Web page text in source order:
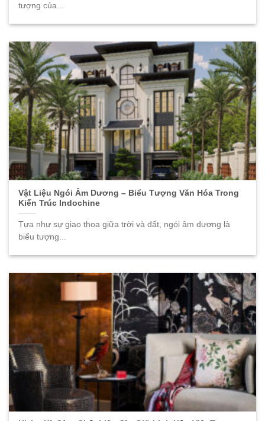
tượng của...
Vật Liệu Ngói Âm Dương – Biểu Tượng Văn Hóa Trong
Kiến Trúc Indochine
Tựa như sự giao thoa giữa trời và đất, ngói âm dương là
biểu tượng...